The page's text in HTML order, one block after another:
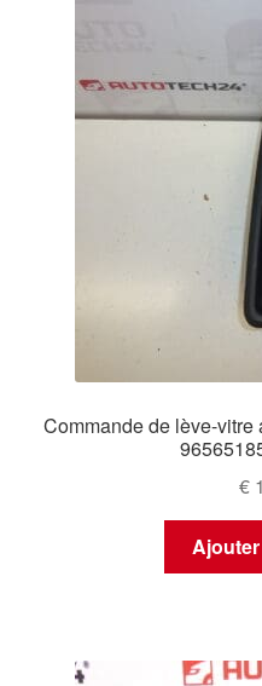
Commande de lève-
€